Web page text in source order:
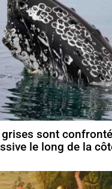
sont
le long de la